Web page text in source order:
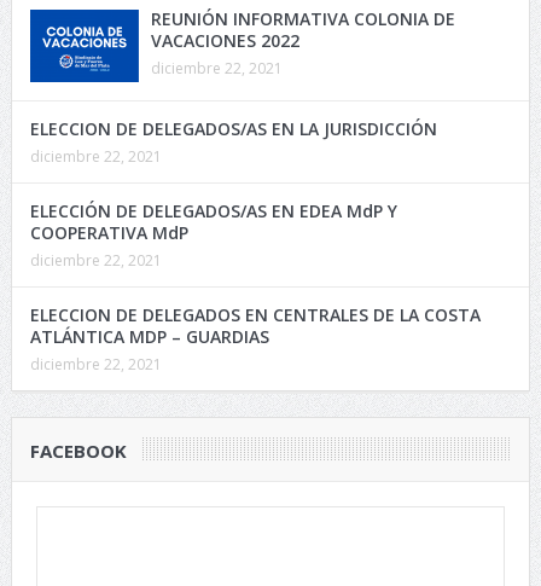
REUNIÓN INFORMATIVA COLONIA DE
VACACIONES 2022
diciembre 22, 2021
ELECCION DE DELEGADOS/AS EN LA JURISDICCIÓN
diciembre 22, 2021
ELECCIÓN DE DELEGADOS/AS EN EDEA MdP Y
COOPERATIVA MdP
diciembre 22, 2021
ELECCION DE DELEGADOS EN CENTRALES DE LA COSTA
ATLÁNTICA MDP – GUARDIAS
diciembre 22, 2021
FACEBOOK